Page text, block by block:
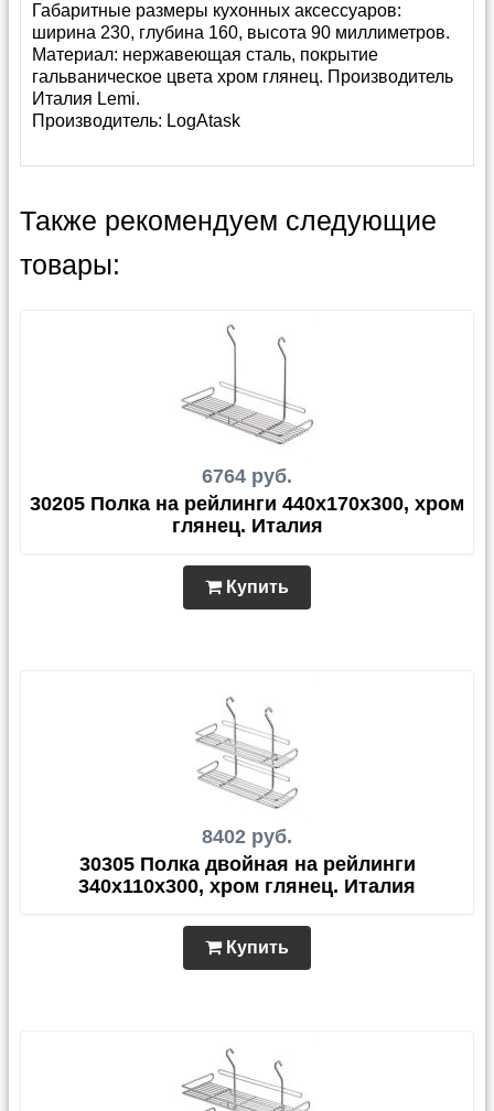
Габаритные размеры кухонных аксессуаров:
ширина 230, глубина 160, высота 90 миллиметров.
Материал: нержавеющая сталь, покрытие
гальваническое цвета хром глянец. Производитель
Италия Lemi.
Производитель: LogAtask
Также рекомендуем следующие
товары:
6764 руб.
30205 Полка на рейлинги 440х170х300, хром
глянец. Италия
Купить
8402 руб.
30305 Полка двойная на рейлинги
340х110х300, хром глянец. Италия
Купить